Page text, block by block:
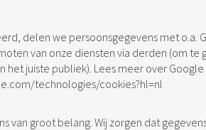
delen we persoonsgegevens met o.a.
van onze diensten via derden (om te
juiste publiek). Lees meer over
technologies/cookies?hl=nl
van groot belang. Wij zorgen dat